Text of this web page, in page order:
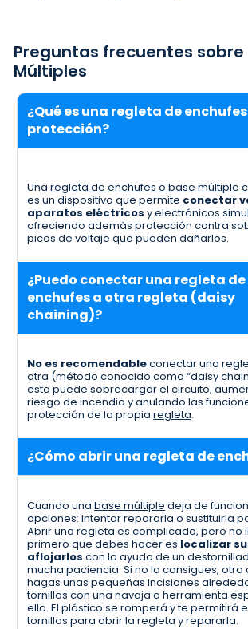
Preguntas frecuentes sobre
Múltiples
¿Qué es una regleta de
protección?
Unaregleta de enchufes o base múltiple
es un dispositivo que permite conectar
aparatos eléctricos y electrónicos
ofreciendo además protección contra
picos de voltaje que pueden dañarlos.
¿Puedo conectar una regleta de
enchufes a otra regleta (daisy
chaining)?
No es recomendableconectar una
otra (método conocido como “daisy
esto puede sobrecargar el circuito,
riesgo de incendio y anulando las
protección de la propiaregleta.
¿Cómo abrir una regleta de
Cuando unabase múltiple deja de
opciones: intentar repararla o sustituirla
Abrir una regleta es complicado, pero no
primero que debes hacer es localizar
aflojarlos con la ayuda de un
mucha paciencia. Si no lo consigues, otra
hagas unas pequeñas incisiones
tornillos con una navaja o herramienta
ello. El plástico se romperá y te permitirá
tornillos para abrir la regleta y repararla.